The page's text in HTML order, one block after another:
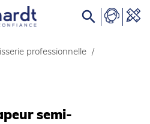

professionnelle /
semi-